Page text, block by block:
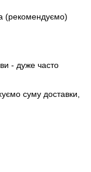
(рекомендуємо)
- дуже часто
суму доставки,